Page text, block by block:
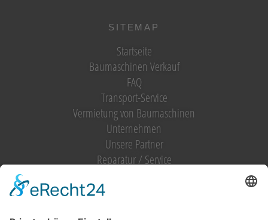
SITEMAP
Startseite
Baumaschinen Verkauf
FAQ
Transport-Service
Vermietung von Baumaschinen
Unternehmen
Unsere Partner
Reparatur / Service